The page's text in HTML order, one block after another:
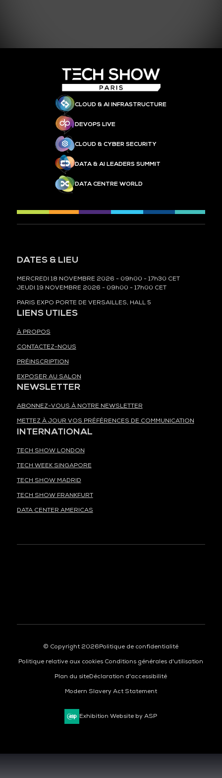
CLOUD & AI INFRASTRUCTURE
DEVOPS LIVE
CLOUD & CYBER SECURITY
DATA & AI LEADERS SUMMIT
DATA CENTRE WORLD
DATES & LIEU
MERCREDI 18 NOVEMBRE 2026 - 09h00 - 17h30 CET
JEUDI 19 NOVEMBRE 2026 - 09h00 - 17h00 CET
PARIS EXPO PORTE DE VERSAILLES, HALL 5
LIENS UTILES
À PROPOS
CONTACTEZ-NOUS
PRÉINSCRIPTION
EXPOSER AU SALON
NEWSLETTER
ABONNEZ-VOUS À NOTRE NEWSLETTER
METTEZ À JOUR VOS PRÉFÉRENCES DE COMMUNICATION
INTERNATIONAL
TECH SHOW LONDON
TECH WEEK SINGAPORE
TECH SHOW MADRID
TECH SHOW FRANKFURT
DATA CENTER AMERICAS
© Copyright 2026Politique de confidentialité
Politique relative aux cookies Conditions générales d'utilisation
Plan du siteDéclaration d'accessibilité
Modern Slavery Act Statement
Exhibition Website by ASP